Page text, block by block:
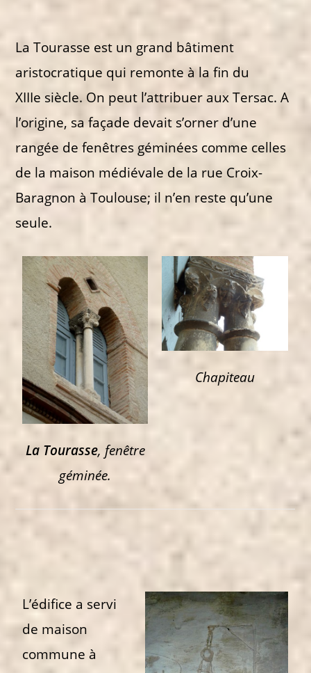
La Tourasse est un grand bâtiment
aristocratique qui remonte à la fin du
XIIIe siècle. On peut l’attribuer aux Tersac. A
l’origine, sa façade devait s’orner d’une
rangée de fenêtres géminées comme celles
de la maison médiévale de la rue Croix-
Baragnon à Toulouse; il n’en reste qu’une
seule.
La Tourasse, fenêtre
géminée.
Chapiteau
L’édifice a servi
de maison
commune à